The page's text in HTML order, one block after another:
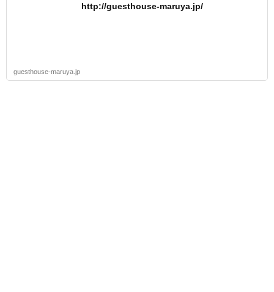
http://guesthouse-maruya.jp/
guesthouse-maruya.jp